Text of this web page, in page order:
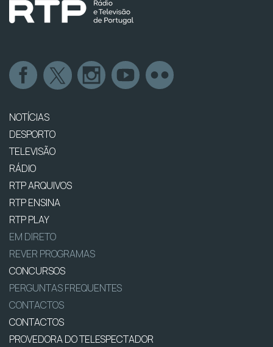
NOTÍCIAS
DESPORTO
TELEVISÃO
RÁDIO
RTP ARQUIVOS
RTP ENSINA
RTP PLAY
EM DIRETO
REVER PROGRAMAS
CONCURSOS
PERGUNTAS FREQUENTES
CONTACTOS
CONTACTOS
PROVEDORA DO TELESPECTADOR